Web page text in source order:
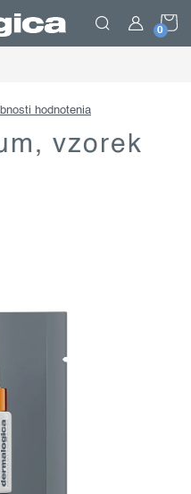
hodnotenia
vzorek